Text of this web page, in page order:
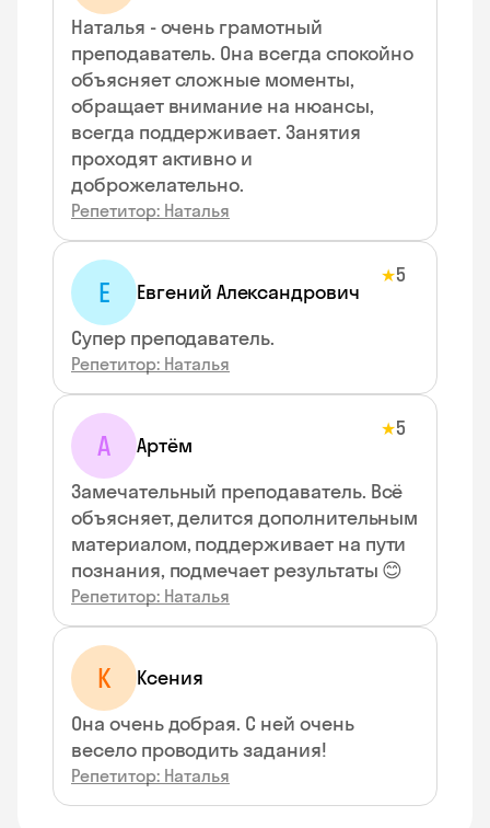
Наталья - очень грамотный
преподаватель. Она всегда спокойно
объясняет сложные моменты,
обращает внимание на нюансы,
всегда поддерживает. Занятия
проходят активно и
доброжелательно.
Репетитор: Наталья
Е Евгений Александрович
★5
Супер преподаватель.
Репетитор: Наталья
А Артём
★5
Замечательный преподаватель. Всё
объясняет, делится дополнительным
материалом, поддерживает на пути
познания, подмечает результаты 😊
Репетитор: Наталья
К
Ксения
Она очень добрая. С ней очень
весело проводить задания!
Репетитор: Наталья